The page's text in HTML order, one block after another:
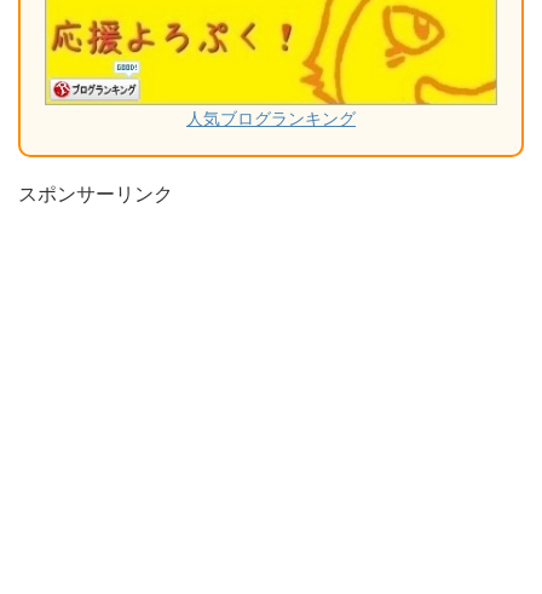
人気ブログランキング
スポンサーリンク